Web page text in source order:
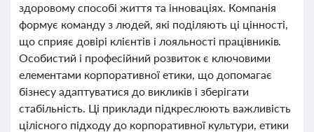
здоровому способі життя та інноваціях. Компанія
формує команду з людей, які поділяють ці цінності,
що сприяє довірі клієнтів і лояльності працівників.
Особистий і професійний розвиток є ключовими
елементами корпоративної етики, що допомагає
бізнесу адаптуватися до викликів і зберігати
стабільність. Ці приклади підкреслюють важливість
цілісного підходу до корпоративної культури, етики